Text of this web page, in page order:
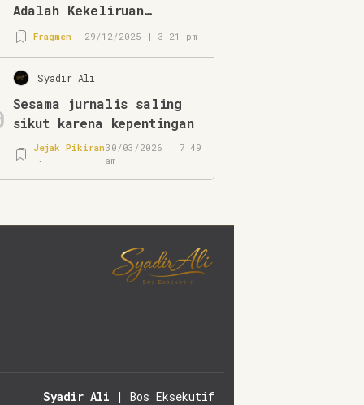
Adalah Kekeliruan
Berpikir
Fragmen 29/12/2025 | 3:21 pm
Syadir Ali
Sesama jurnalis saling
sikut karena kepentingan
Jejak Pikiran30/03/2026 | 7:49
am
Syadir Ali | Bos Eksekutif